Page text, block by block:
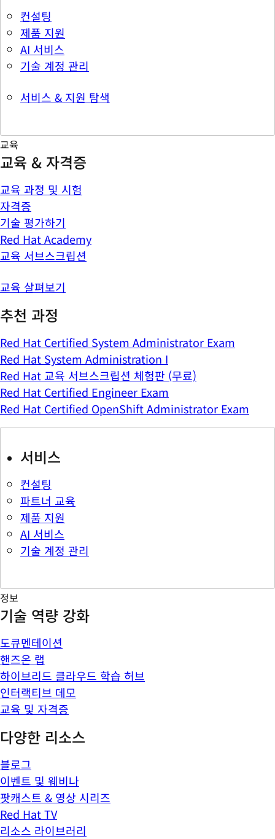
컨설팅
제품 지원
AI 서비스
기술 계정 관리
서비스 & 지원 탐색
교육
교육 & 자격증
교육 과정 및 시험
자격증
기술 평가하기
Red Hat Academy
교육 서브스크립션
교육 살펴보기
추천 과정
Red Hat Certified System Administrator Exam
Red Hat System Administration I
Red Hat 교육 서브스크립션 체험판 (무료)
Red Hat Certified Engineer Exam
Red Hat Certified OpenShift Administrator Exam
서비스
컨설팅
파트너 교육
제품 지원
AI 서비스
기술 계정 관리
정보
기술 역량 강화
도큐멘테이션
핸즈온 랩
하이브리드 클라우드 학습 허브
인터랙티브 데모
교육 및 자격증
다양한 리소스
블로그
이벤트 및 웨비나
팟캐스트 & 영상 시리즈
Red Hat TV
리소스 라이브러리